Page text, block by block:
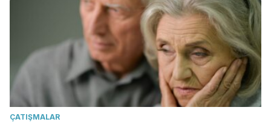
ÇATIŞMALAR